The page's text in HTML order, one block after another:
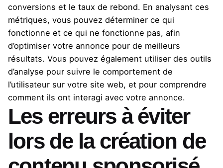
conversions et le taux de rebond. En analysant ces
métriques, vous pouvez déterminer ce qui
fonctionne et ce qui ne fonctionne pas, afin
d’optimiser votre annonce pour de meilleurs
résultats. Vous pouvez également utiliser des outils
d’analyse pour suivre le comportement de
l’utilisateur sur votre site web, et pour comprendre
comment ils ont interagi avec votre annonce.
Les erreurs à éviter
lors de la création de